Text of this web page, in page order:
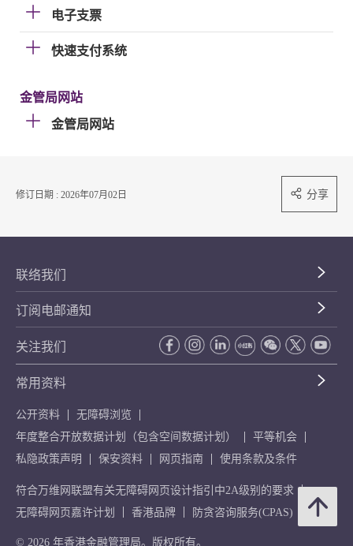
电子支票
快速支付系统
金管局网站
金管局网站
修订日期 : 2026年07月02日 分享
联络我们
订阅电邮通知
关注我们
常用资料
公开资料
无障碍浏览
年度整合开放数据计划（包含空间数据计划）
平等机会
私隐政策声明
保安资料 网页指南 使用条款及条件
符合万维网联盟有关无障碍网页设计指引中2A级别的要求
无障碍网页嘉许计划
香港品牌 防贪咨询服务(CPAS)
© 2026 年香港金融管理局。版权所有。